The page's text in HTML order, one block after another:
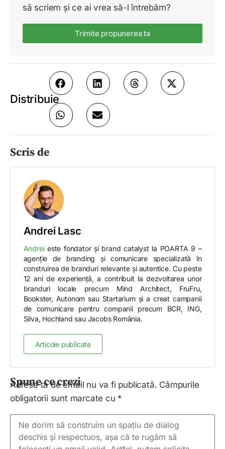
să scriem și ce ai vrea să-l întrebăm?
Trimite propunerea ta
Distribuie
Scris de
Andrei Lasc
Andreieste fondator și brand catalyst la POARTA 9 –
agenție de branding și comunicare specializată în
construirea de branduri relevante și autentice. Cu peste
12 ani de experiență, a contribuit la dezvoltarea unor
branduri locale precum Mind Architect, FruFru,
Bookster, Autonom sau Startarium și a creat campanii
de comunicare pentru companii precum BCR, ING,
Silva, Hochland sau Jacobs România.
Articole publicate
Spune ce crezi
Adresa ta de email nu va fi publicată. Câmpurile
obligatorii sunt marcate cu *